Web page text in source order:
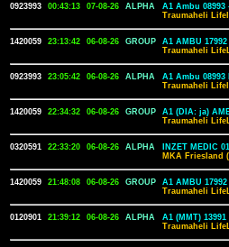
0923993 00:43:13 07-08-26 ALPHA
A1 Ambu 08993
Traumaheli
1420059 23:13:42 06-08-26 GROUP
A1 AMBU
Traumaheli
0923993 23:05:42 06-08-26 ALPHA
A1 Ambu
Traumaheli
1420059 22:34:32 06-08-26 GROUP
A1 (DIA: ja)
Traumaheli
0320591 22:33:20 06-08-26 ALPHA
INZET MEDIC
MKA Friesland
1420059 21:48:08 06-08-26 GROUP
A1 AMBU
Traumaheli
0120901 21:39:12 06-08-26 ALPHA
A1 (MMT)
Traumaheli